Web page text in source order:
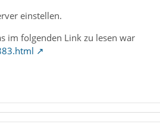
einstellen.
im folgenden Link zu lesen war